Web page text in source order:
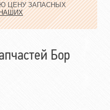
ЦЕНУ ЗАПАСНЫХ
Бор